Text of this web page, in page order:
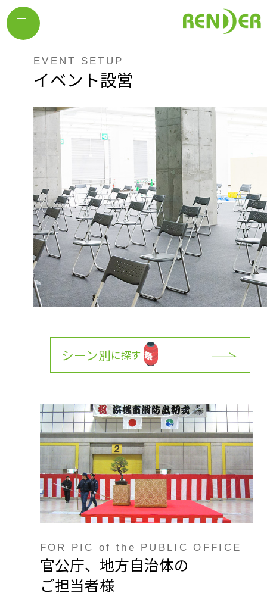
EVENT SETUP
イベント設営
シーン別に探す
FOR PIC of the PUBLIC OFFICE
官公庁、地方自治体の
ご担当者様